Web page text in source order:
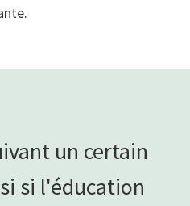
un certain
si l'éducation